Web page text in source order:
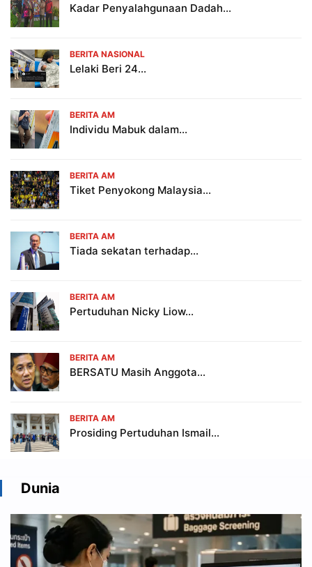
Kadar Penyalahgunaan Dadah...
BERITA NASIONAL
Lelaki Beri 24...
BERITA AM
Individu Mabuk dalam...
BERITA AM
Tiket Penyokong Malaysia...
BERITA AM
Tiada sekatan terhadap...
BERITA AM
Pertuduhan Nicky Liow...
BERITA AM
BERSATU Masih Anggota...
BERITA AM
Prosiding Pertuduhan Ismail...
Dunia